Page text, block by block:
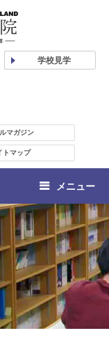
学校見学
マガジン
トマップ
メニュー